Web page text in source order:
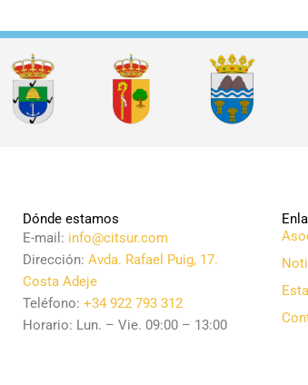
Dónde estamos
E-mail: info@citsur.com
Dirección: Avda. Rafael Puig, 17.
Costa Adeje
Teléfono: +34 922 793 312
Horario: Lun. – Vie. 09:00 – 13:00